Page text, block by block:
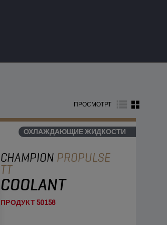
ПРОСМОТРТ
ОХЛАЖДАЮЩИЕ ЖИДКОСТИ
CHAMPION PROPULSE
TT
COOLANT
ПРОДУКТ50158